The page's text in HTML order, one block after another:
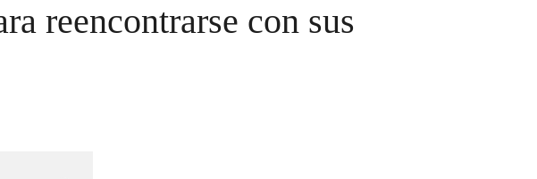
reencontrarse con sus